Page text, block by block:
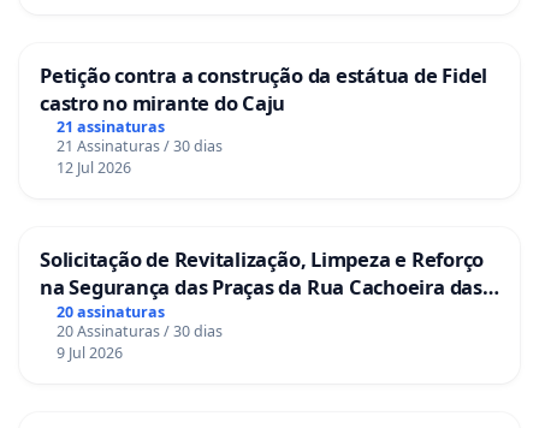
Petição contra a construção da estátua de Fidel
castro no mirante do Caju
21 assinaturas
21 Assinaturas / 30 dias
12 Jul 2026
Solicitação de Revitalização, Limpeza e Reforço
na Segurança das Praças da Rua Cachoeira das
Sete Ilhas
20 assinaturas
20 Assinaturas / 30 dias
9 Jul 2026